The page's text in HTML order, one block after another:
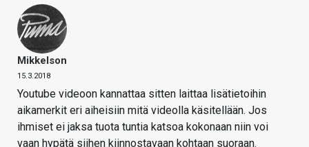
Mikkelson
15.3.2018
Youtube videoon kannattaa sitten laittaa lisätietoihin
aikamerkit eri aiheisiin mitä videolla käsitellään. Jos
ihmiset ei jaksa tuota tuntia katsoa kokonaan niin voi
vaan hypätä siihen kiinnostavaan kohtaan suoraan.